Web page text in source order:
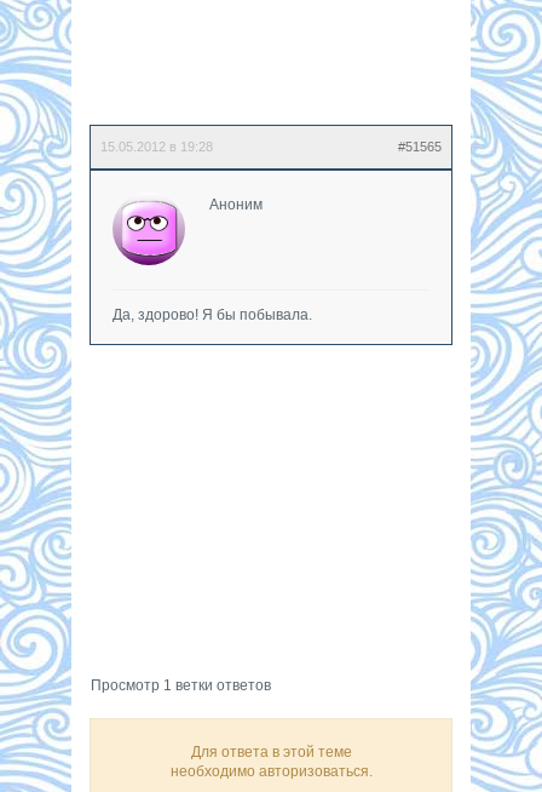
15.05.2012 в 19:28 #51565
Аноним
Да, здорово! Я бы побывала.
Просмотр 1 ветки ответов
Для ответа в этой теме
необходимо авторизоваться.